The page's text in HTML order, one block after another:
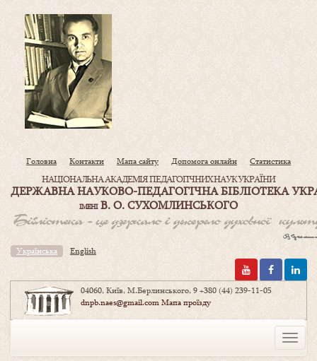
Головна Контакти Мапа сайту Допомога онлайн Статистика
НАЦІОНАЛЬНА АКАДЕМІЯ ПЕДАГОГІЧНИХ НАУК УКРАЇНИ
ДЕРЖАВНА НАУКОВО-ПЕДАГОГІЧНА БІБЛІОТЕКА
ІМЕНІВ. О. СУХОМЛИНСЬКОГО
Українська English
04060, Київ, М.Берлинського, 9+380 (44) 239-11-05
dnpb.naes@gmail.comМапа проїзду
Toggle